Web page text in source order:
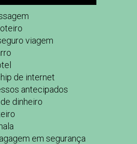
viagem
de internet
antecipados
dinheiro
em segurança